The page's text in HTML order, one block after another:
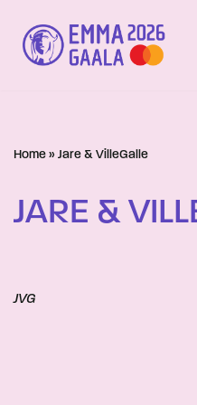
Siirry
suoraan
Home » Jare & VilleGalle
JARE &
JVG